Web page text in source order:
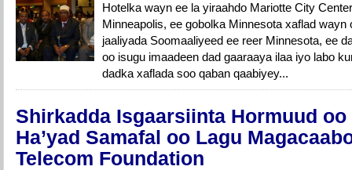
Hotelka wayn ee la yiraahdo Mariotte City
Minneapolis, ee gobolka Minnesota xaflad wayn
jaaliyada Soomaaliyeed ee reer Minnesota, ee
oo isugu imaadeen dad gaaraaya ilaa iyo labo
dadka xaflada soo qaban qaabiyey...
Shirkadda Isgaarsiinta Hormuud oo
Ha’yad Samafal oo Lagu
Telecom Foundation